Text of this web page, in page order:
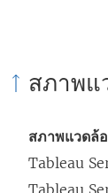
สภาพแ
สภาพแวดล้
Tableau